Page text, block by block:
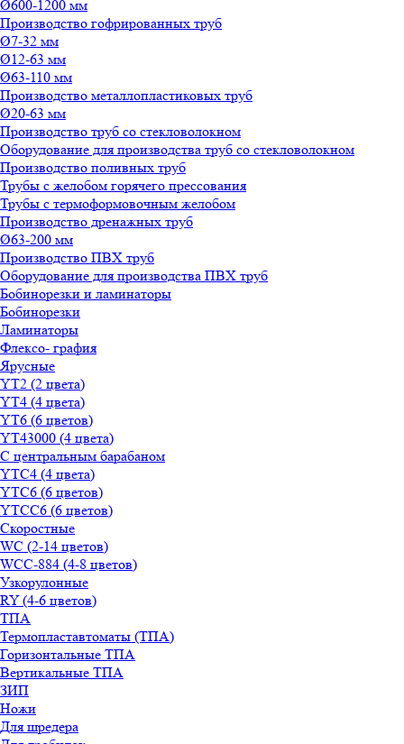
Ø600-1200 мм
Производство гофрированных труб
Ø7-32 мм
Ø12-63 мм
Ø63-110 мм
Производство металлопластиковых труб
Ø20-63 мм
Производство труб со стекловолокном
Оборудование для производства труб со стекловолокном
Производство поливных труб
Трубы с желобом горячего прессования
Трубы с термоформовочным желобом
Производство дренажных труб
Ø63-200 мм
Производство ПВХ труб
Оборудование для производства ПВХ труб
Бобинорезки и ламинаторы
Бобинорезки
Ламинаторы
Флексо- графия
Ярусные
YT2 (2 цвета)
YT4 (4 цвета)
YT6 (6 цветов)
YT43000 (4 цвета)
С центральным барабаном
YТС4 (4 цвета)
YТС6 (6 цветов)
YТСC6 (6 цветов)
Скоростные
WС (2-14 цветов)
WСС-884 (4-8 цветов)
Узкорулонные
RY (4-6 цветов)
ТПА
Термопластавтоматы (ТПА)
Горизонтальные ТПА
Вертикальные ТПА
ЗИП
Ножи
Для шредера